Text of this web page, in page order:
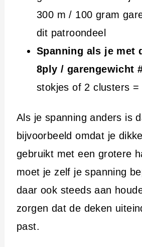
300 m / 100 gram
dit patroondeel
Spanning als je met
8ply / garengewicht
stokjes of 2 clusters =
Als je spanning anders is
bijvoorbeeld omdat je
gebruikt met een grotere
moet je zelf je spanning
daar ook steeds aan
zorgen dat de deken
past.